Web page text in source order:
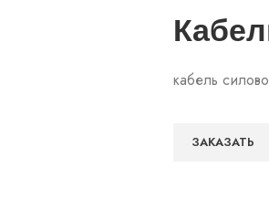
кабель
ЗАКАЗАТЬ